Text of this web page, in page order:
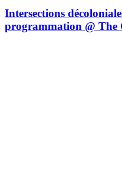
Intersections
programmation @ The